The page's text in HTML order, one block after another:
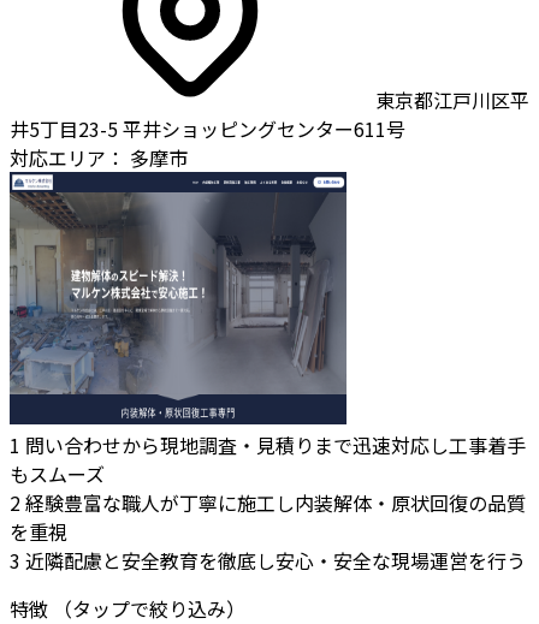
東京都江戸川区平
井5丁目23-5 平井ショッピングセンター611号
対応エリア： 多摩市
1 問い合わせから現地調査・見積りまで迅速対応し工事着手
もスムーズ
2経験豊富な職人が丁寧に施工し内装解体・原状回復の品質
を重視
3 近隣配慮と安全教育を徹底し安心・安全な現場運営を行う
特徴
（タップで絞り込み）